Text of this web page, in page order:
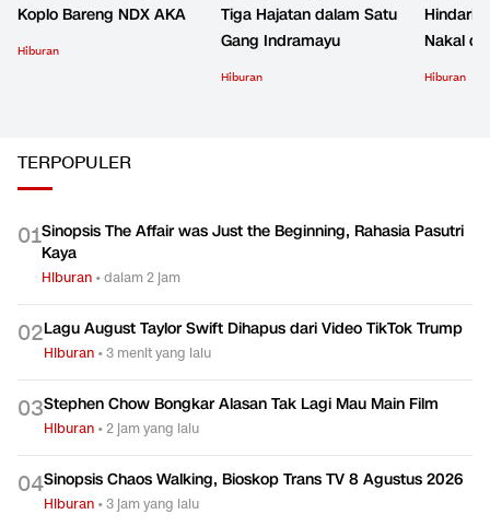
Koplo Bareng NDX AKA
Hiburan
Tiga Hajatan dalam Satu
Gang Indramayu
Hiburan
Hindari
Nakal
Hiburan
TERPOPULER
01Sinopsis The Affair was Just the Beginning, Rahasia Pasutri
Kaya
Hiburan •dalam 2 jam
02Lagu August Taylor Swift Dihapus dari Video TikTok Trump
Hiburan •3 menit yang lalu
03Stephen Chow Bongkar Alasan Tak Lagi Mau Main Film
Hiburan •2 jam yang lalu
04Sinopsis Chaos Walking, Bioskop Trans TV 8 Agustus 2026
Hiburan •3 jam yang lalu